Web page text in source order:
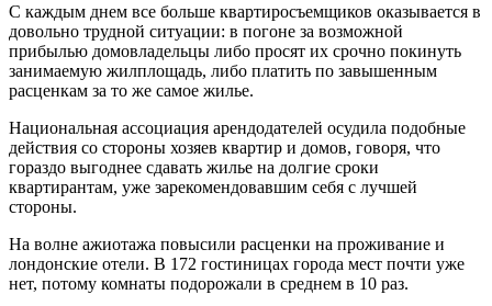
С каждым днем все больше квартиросъемщиков оказывается в
довольно трудной ситуации: в погоне за возможной
прибылью домовладельцы либо просят их срочно покинуть
занимаемую жилплощадь, либо платить по завышенным
расценкам за то же самое жилье.
Национальная ассоциация арендодателей осудила подобные
действия со стороны хозяев квартир и домов, говоря, что
гораздо выгоднее сдавать жилье на долгие сроки
квартирантам, уже зарекомендовавшим себя с лучшей
стороны.
На волне ажиотажа повысили расценки на проживание и
лондонские отели. В 172 гостиницах города мест почти уже
нет, потому комнаты подорожали в среднем в 10 раз.